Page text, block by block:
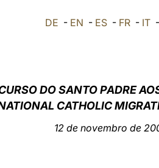
DE - EN - ES - FR - IT -
DO SANTO PADRE
CATHOLIC
12 de novembro de